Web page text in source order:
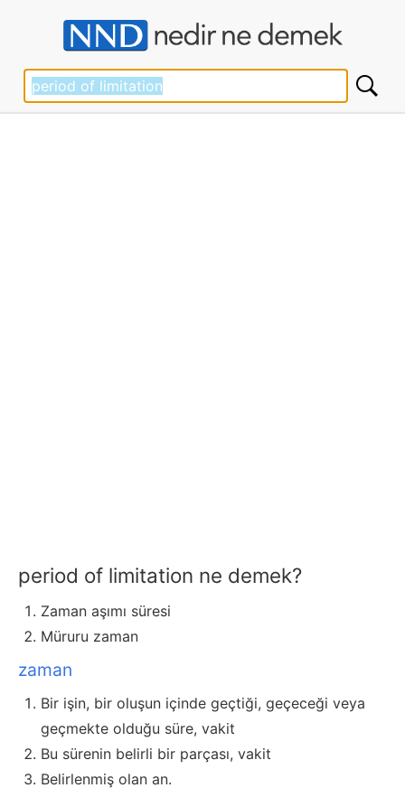
period of limitation ne demek?
Zaman aşımı süresi
Müruru zaman
zaman
Bir işin, bir oluşun içinde geçtiği, geçeceği veya
geçmekte olduğu süre, vakit
Bu sürenin belirli bir parçası, vakit
Belirlenmiş olan an.